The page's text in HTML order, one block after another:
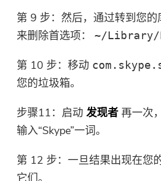
第 9 步：然后，通过转到您
来删除首选项：~/Library/
第 10 步：移动
您的垃圾箱。
步骤11：启动发现者 再一次
输入“Skype”一词。
第 12 步：一旦结果出现在您